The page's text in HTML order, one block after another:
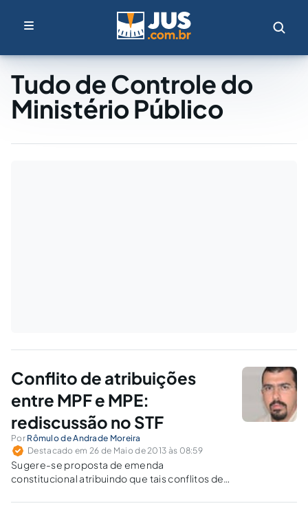
Tudo de Controle do
Ministério Público
Conflito de atribuições
entre MPF e MPE:
rediscussão no STF
Por Rômulo de Andrade Moreira
Destacado em 26 de Maio de 2013 às 08:59
Sugere-se proposta de emenda
constitucional atribuindo que tais conflitos de
aspectos sistema acusatório, institucional e